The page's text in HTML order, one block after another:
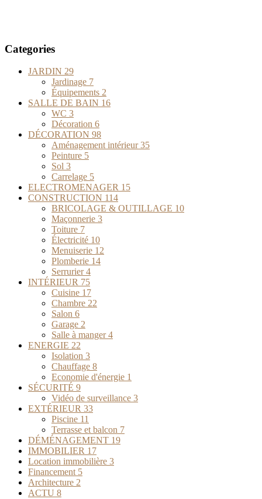
Categories
JARDIN 29
Jardinage 7
Équipements 2
SALLE DE BAIN 16
WC 3
Décoration 6
DÉCORATION 98
Aménagement intérieur35
Peinture 5
Sol 3
Carrelage 5
ELECTROMENAGER 15
CONSTRUCTION 114
BRICOLAGE & OUTILLAGE 10
Maçonnerie 3
Toiture 7
Électricité 10
Menuiserie 12
Plomberie 14
Serrurier4
INTÉRIEUR 75
Cuisine 17
Chambre 22
Salon 6
Garage 2
Salle à manger4
ENERGIE 22
Isolation 3
Chauffage 8
Economie d'énergie 1
SÉCURITÉ 9
Vidéo de surveillance 3
EXTÉRIEUR 33
Piscine 11
Terrasse et balcon 7
DÉMÉNAGEMENT 19
IMMOBILIER 17
Location immobilière 3
Financement 5
Architecture 2
ACTU 8